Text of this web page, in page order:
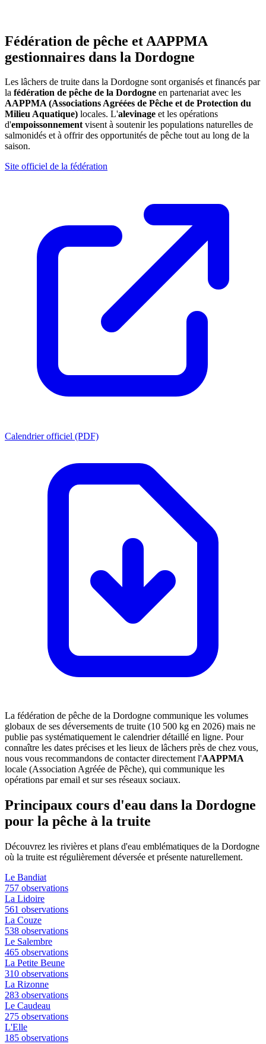
Fédération de pêche et AAPPMA
gestionnaires dans la Dordogne
Les lâchers de truite dans la Dordogne sont organisés et financés par
la fédération de pêche de la Dordogne en partenariat avec les
AAPPMA (Associations Agréées de Pêche et de Protection du
Milieu Aquatique) locales. L'alevinage et les opérations
d'empoissonnementvisent à soutenir les populations naturelles de
salmonidés et à offrir des opportunités de pêche tout au long de la
saison.
Site officiel de la fédération
Calendrier officiel (PDF)
La fédération de pêche de la Dordogne communique les volumes
globaux de ses déversements de truite (10 500 kg en 2026) mais ne
publie pas systématiquement le calendrier détaillé en ligne. Pour
connaître les dates précises et les lieux de lâchers près de chez vous,
nous vous recommandons de contacter directement l'AAPPMA
locale (Association Agréée de Pêche), qui communique les
opérations par email et sur ses réseaux sociaux.
Principaux cours d'eau dans la Dordogne
pour la pêche à la truite
Découvrez les rivières et plans d'eau emblématiques de la Dordogne
où la truite est régulièrement déversée et présente naturellement.
Le Bandiat
757 observations
La Lidoire
561 observations
La Couze
538 observations
Le Salembre
465 observations
La Petite Beune
310 observations
La Rizonne
283 observations
Le Caudeau
275 observations
L'Elle
185 observations